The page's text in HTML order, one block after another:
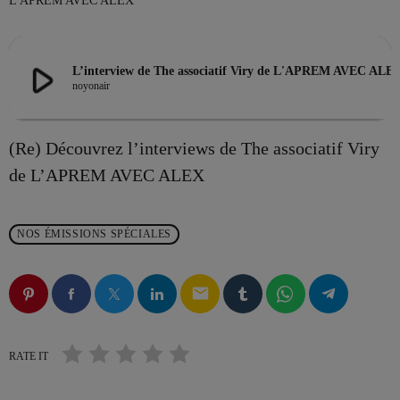
EMISSION EN COURS
LA MATINALE
07:00 - 10:00 more_vert
Animé par Aksel
play_arrow L’interview de The associatif Viry de L'APREM AVEC
noyonair
(Re) Découvrez l’interviews de The associatif Viry
de L’APREM AVEC ALEX
NOS ÉMISSIONS SPÉCIALES
email
RATE IT